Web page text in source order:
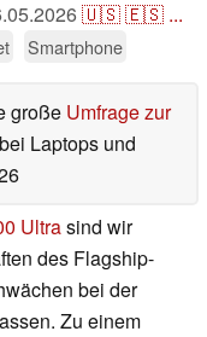
🇺🇸🇪🇸 ...
Smartphone
große Umfrage zur
Laptops und
Ultrasind wir
des Flagship-
bei der
Zu einem